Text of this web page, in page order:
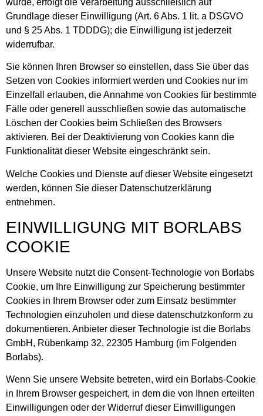
Grundlage dieser Einwilligung (Art. 6 Abs. 1 lit. a DSGVO
und § 25 Abs. 1 TDDDG); die Einwilligung ist jederzeit
widerrufbar.
Sie können Ihren Browser so einstellen, dass Sie über das
Setzen von Cookies informiert werden und Cookies nur im
Einzelfall erlauben, die Annahme von Cookies für bestimmte
Fälle oder generell ausschließen sowie das automatische
Löschen der Cookies beim Schließen des Browsers
aktivieren. Bei der Deaktivierung von Cookies kann die
Funktionalität dieser Website eingeschränkt sein.
Welche Cookies und Dienste auf dieser Website eingesetzt
werden, können Sie dieser Datenschutzerklärung
entnehmen.
EINWILLIGUNG MIT BORLABS
COOKIE
Unsere Website nutzt die Consent-Technologie von Borlabs
Cookie, um Ihre Einwilligung zur Speicherung bestimmter
Cookies in Ihrem Browser oder zum Einsatz bestimmter
Technologien einzuholen und diese datenschutzkonform zu
dokumentieren. Anbieter dieser Technologie ist die Borlabs
GmbH, Rübenkamp 32, 22305 Hamburg (im Folgenden
Borlabs).
Wenn Sie unsere Website betreten, wird ein Borlabs-Cookie
in Ihrem Browser gespeichert, in dem die von Ihnen erteilten
Einwilligungen oder der Widerruf dieser Einwilligungen